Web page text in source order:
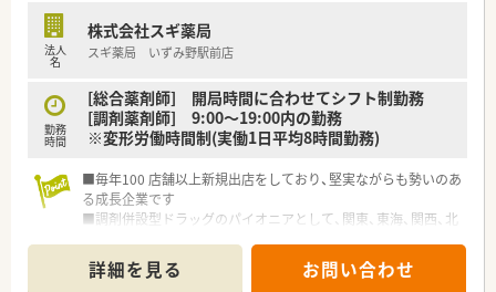
法人
名
株式会社スギ薬局
スギ薬局 いずみ野駅前店
勤務
時間
[総合薬剤師] 開局時間に合わせてシフト制勤務
[調剤薬剤師] 9:00～19:00内の勤務
※変形労働時間制(実働1日平均8時間勤務)
■毎年100 店舗以上新規出店をしており、堅実ながらも勢いのあ
る成長企業です
■調剤併設型ドラッグのパイオニアとして、関東、東海、関西、北
■研修制度は様々なプランがあり、集合研修だけでなく任意で受
講可能な研修も幅広く用意されています
詳細を見る お問い合わせ